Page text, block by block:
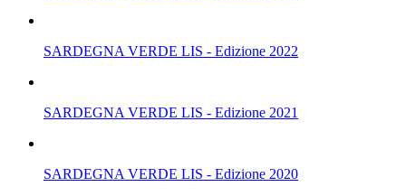
SARDEGNA VERDE LIS - Edizione 2022
SARDEGNA VERDE LIS - Edizione 2021
SARDEGNA VERDE LIS - Edizione 2020